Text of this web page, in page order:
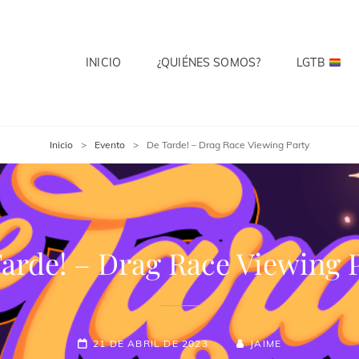
INICIO ¿QUIÉNES SOMOS? LGTB
Inicio > Evento > De Tarde! – Drag Race Viewing Party
– Drag Race Viewing
21 DE ABRIL DE 2023 JAIME